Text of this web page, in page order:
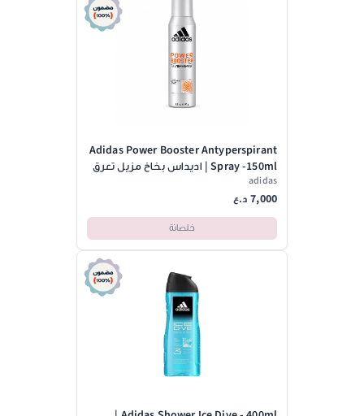
Adidas Power Booster Antyperspirant
Spray -150ml | اديداس بخاخ مزيل تعرق
باور بوستر - 150 مل
adidas
7,000 د.ع
خلصانة